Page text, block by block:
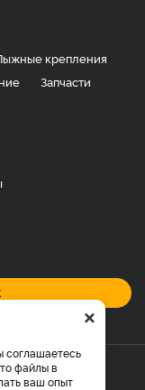
крепления
Запчасти
×
соглашаетесь
файлы в
ваш опыт